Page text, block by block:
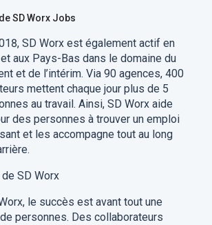
SD Worx Jobs
SD Worx est également actif en
aux Pays-Bas dans le domaine du
et de l’intérim. Via 90 agences, 400
mettent chaque jour plus de 5
au travail. Ainsi, SD Worx aide
des personnes à trouver un emploi
et les accompagne tout au long
SD Worx
le succès est avant tout une
personnes. Des collaborateurs